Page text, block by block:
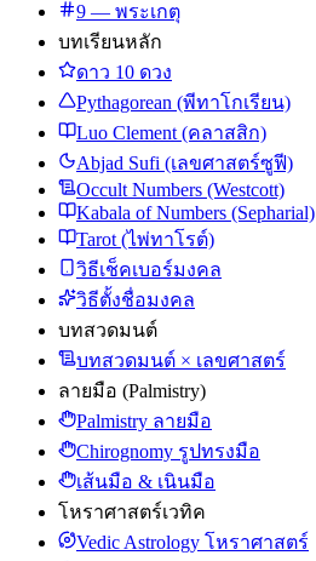
9 — พระเกตุ
บทเรียนหลัก
ดาว 10 ดวง
Pythagorean (พีทาโกเรียน)
Luo Clement (คลาสสิก)
Abjad Sufi (เลขศาสตร์ซูฟี)
Occult Numbers (Westcott)
Kabala of Numbers (Sepharial)
Tarot (ไพ่ทาโรต์)
วิธีเช็คเบอร์มงคล
วิธีตั้งชื่อมงคล
บทสวดมนต์
บทสวดมนต์ × เลขศาสตร์
ลายมือ (Palmistry)
Palmistry ลายมือ
Chirognomy รูปทรงมือ
เส้นมือ & เนินมือ
โหราศาสตร์เวทิค
Vedic Astrology โหราศาสตร์